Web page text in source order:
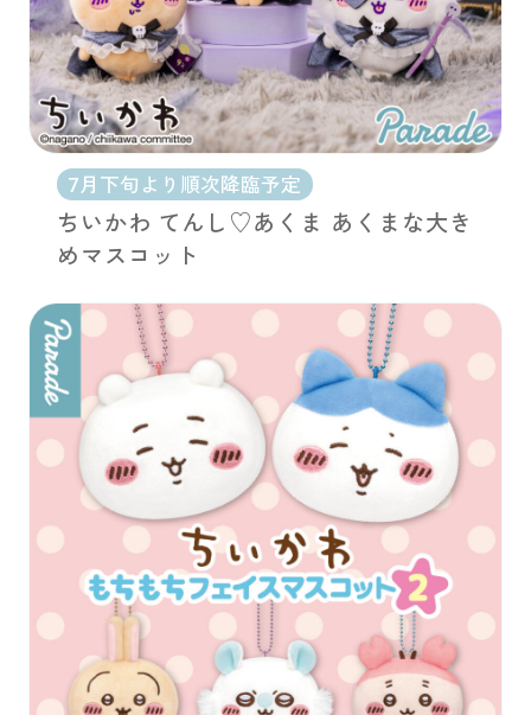
7月下旬より順次降臨予定
ちいかわ てんし♡あくま あくまな大き
めマスコット